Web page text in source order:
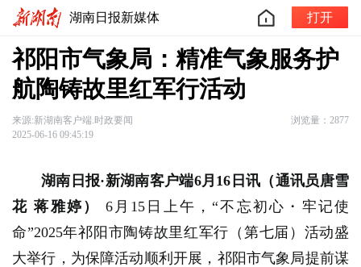
湖南日报新媒体 打开
祁阳市气象局：精准气象服务护
航陶铸故里红军行活动
来源:新湖南客户端.时政要闻
浏览量：2877
2025-06-16 09:45:19
湖南日报·新湖南客户端6月16日讯（通讯员唐雪
花 蒋雅婷 ）
6月15日上午，“不忘初心・牢记使
命”2025年祁阳市陶铸故里红军行（第七届）活动盛
大举行，为保障活动顺利开展，祁阳市气象局提前谋